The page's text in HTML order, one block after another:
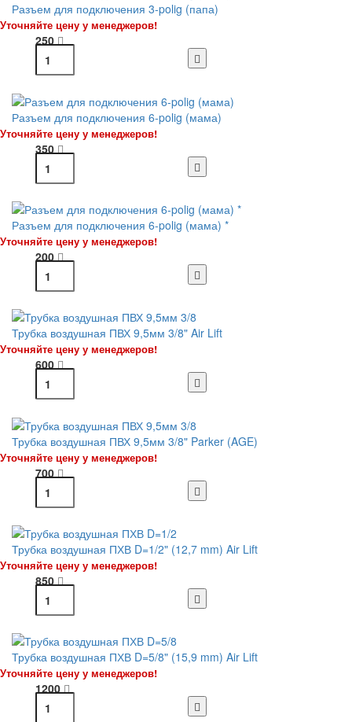
Разъем для подключения 3-polig (папа)
Уточняйте цену у менеджеров!
250
Разъем для подключения 6-polig (мама)
Уточняйте цену у менеджеров!
350
Разъем для подключения 6-polig (мама) *
Уточняйте цену у менеджеров!
200
Трубка воздушная ПВХ 9,5мм 3/8" Air Lift
Уточняйте цену у менеджеров!
600
Трубка воздушная ПВХ 9,5мм 3/8" Parker (AGE)
Уточняйте цену у менеджеров!
700
Трубка воздушная ПХВ D=1/2" (12,7 mm) Air Lift
Уточняйте цену у менеджеров!
850
Трубка воздушная ПХВ D=5/8" (15,9 mm) Air Lift
Уточняйте цену у менеджеров!
1200